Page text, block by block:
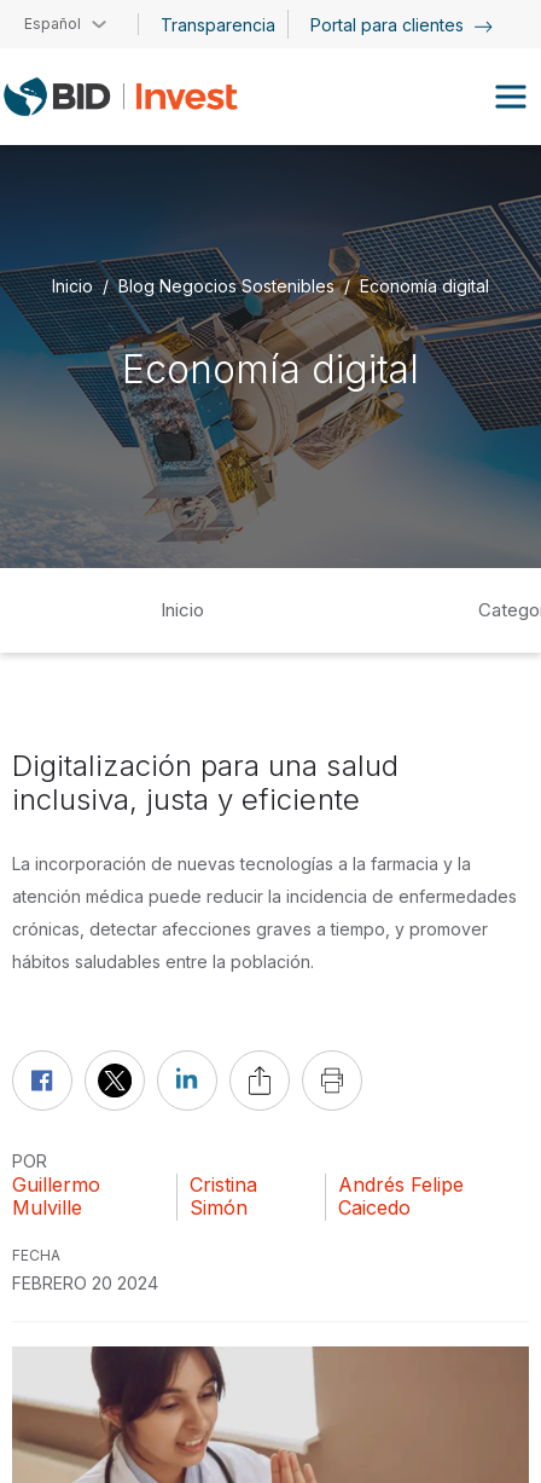
Pasar al contenido principal
Español Transparencia Portal para clientes
Inicio Blog Negocios Sostenibles Economía digital
Economía digital
Inicio
Digitalización para una salud
inclusiva, justa y eficiente
La incorporación de nuevas tecnologías a la farmacia y la
atención médica puede reducir la incidencia de enfermedades
crónicas, detectar afecciones graves a tiempo, y promover
hábitos saludables entre la población.
POR
Guillermo
Mulville
Cristina
Simón
Andrés Felipe
Caicedo
FECHA
FEBRERO 20 2024